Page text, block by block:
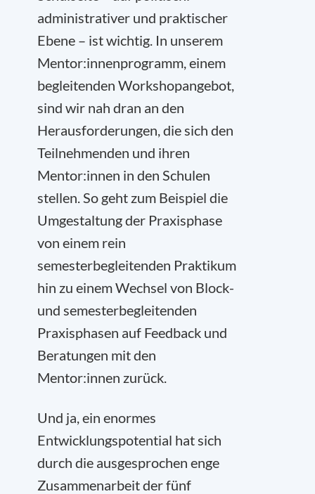
administrativer und praktischer
Ebene – ist wichtig. In unserem
Mentor:innenprogramm, einem
begleitenden Workshopangebot,
sind wir nah dran an den
Herausforderungen, die sich den
Teilnehmenden und ihren
Mentor:innen in den Schulen
stellen. So geht zum Beispiel die
Umgestaltung der Praxisphase
von einem rein
semesterbegleitenden Praktikum
hin zu einem Wechsel von Block-
und semesterbegleitenden
Praxisphasen auf Feedback und
Beratungen mit den
Mentor:innen zurück.
Und ja, ein enormes
Entwicklungspotential hat sich
durch die ausgesprochen enge
Zusammenarbeit der fünf